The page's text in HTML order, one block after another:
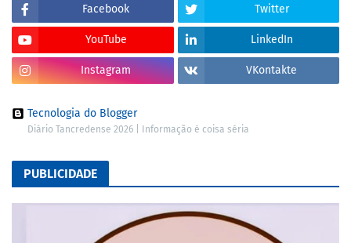
Facebook Twitter
YouTube LinkedIn
Instagram VKontakte
Tecnologia do Blogger
Diário Tancredense 2026 | Informação é coisa séria
PUBLICIDADE